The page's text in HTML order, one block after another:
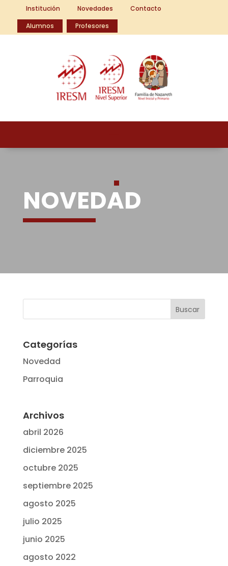
Institución Novedades
Contacto
Alumnos
Profesores
NOVEDAD
Categorías
Novedad
Parroquia
Archivos
abril 2026
diciembre 2025
octubre 2025
septiembre 2025
agosto 2025
julio 2025
junio 2025
agosto 2022